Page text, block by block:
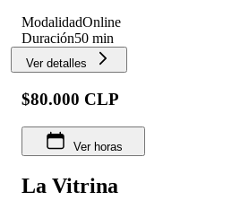
ModalidadOnline
Duración50 min
Ver detalles
$80.000 CLP
Ver horas
La Vitrina